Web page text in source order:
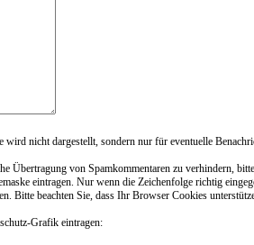
wird nicht dargestellt, sondern nur für eventuelle
Übertragung von Spamkommentaren zu verhindern,
eintragen. Nur wenn die Zeichenfolge richtig
Bitte beachten Sie, dass Ihr Browser Cookies
Grafik eintragen: